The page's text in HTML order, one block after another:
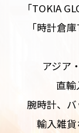
「TOKIA
「時計倉
アジア
直
腕時計、バ
輸入雑貨